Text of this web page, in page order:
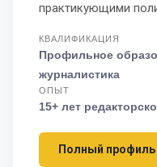
практикующими
КВАЛИФИКАЦИЯ
Профильное
журналистика
ОПЫТ
15+ лет
Полный профиль